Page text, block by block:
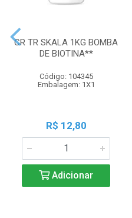
CR TR SKALA 1KG BOMBA
DE BIOTINA**
Código: 104345
Embalagem: 1X1
R$ 12,80
Adicionar